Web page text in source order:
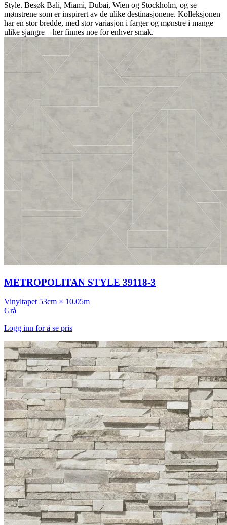
Style. Besøk Bali, Miami, Dubai, Wien og Stockholm, og se
mønstrene som er inspirert av de ulike destinasjonene. Kolleksjonen
har en stor bredde, med stor variasjon i farger og mønstre i mange
ulike sjangre – her finnes noe for enhver smak.
METROPOLITAN STYLE 39118-3
Vinyltapet 53cm × 10.05m
Grå
Logg inn for å se pris